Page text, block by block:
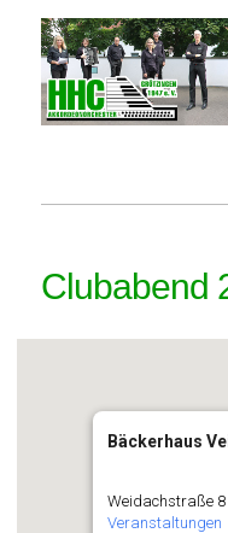
content
Grötzingen
Clubabend
Bäckerhaus
Weidachstraße 8
Veranstaltungen